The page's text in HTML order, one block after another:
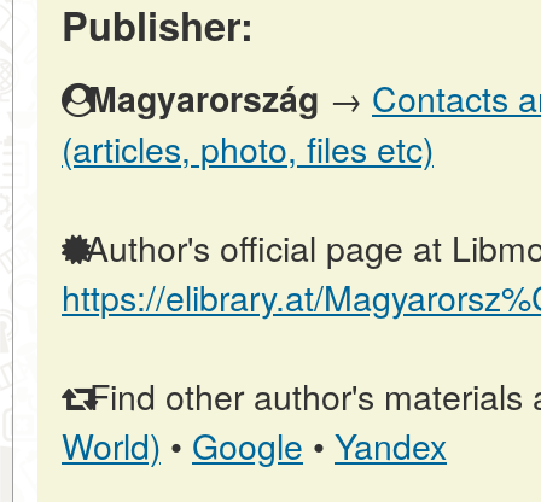
Publisher:
Magyarország → Contacts
(articles, photo, files etc)
Author's official page at
https://elibrary.at/
Find other author's materials
World) • Google • Yandex